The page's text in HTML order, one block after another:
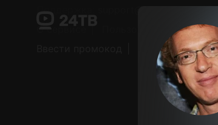
Пользовательское
Установить на